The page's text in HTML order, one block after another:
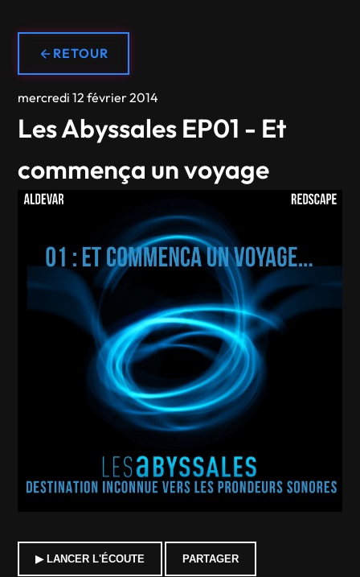
RETOUR
mercredi 12 février 2014
Les Abyssales EP01 - Et
commença un voyage
▶ LANCER L'ÉCOUTE PARTAGER